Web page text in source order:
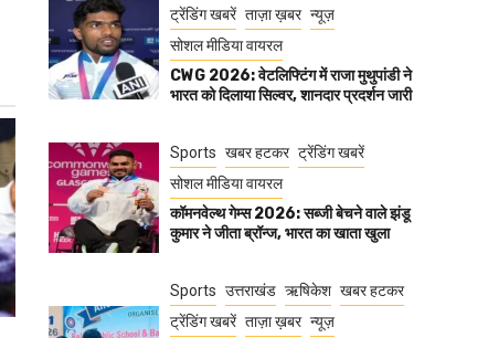
ट्रेंडिंग खबरें ताज़ा ख़बर न्यूज़
सोशल मीडिया वायरल
CWG 2026: वेटलिफ्टिंग में राजा मुथुपांडी ने
भारत को दिलाया सिल्वर, शानदार प्रदर्शन जारी
Sports खबर हटकर ट्रेंडिंग खबरें
सोशल मीडिया वायरल
कॉमनवेल्थ गेम्स 2026: सब्जी बेचने वाले झंडू
कुमार ने जीता ब्रॉन्ज, भारत का खाता खुला
Sports उत्तराखंड ऋषिकेश खबर हटकर
ट्रेंडिंग खबरें ताज़ा ख़बर न्यूज़